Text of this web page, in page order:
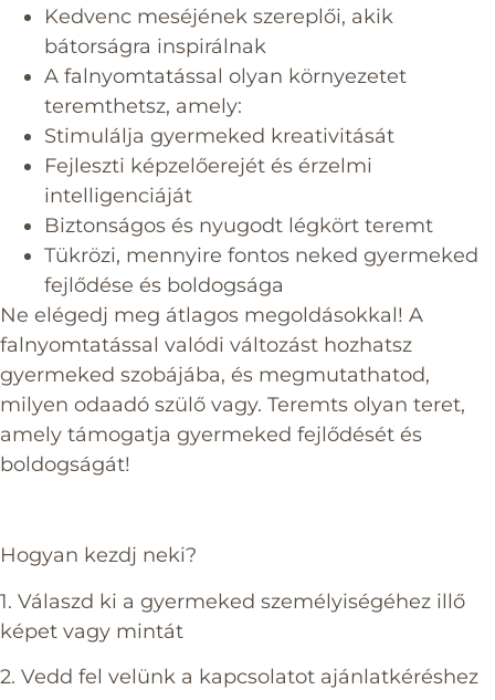
Kedvenc meséjének szereplői, akik
bátorságra inspirálnak
A falnyomtatással olyan környezetet
teremthetsz, amely:
Stimulálja gyermeked kreativitását
Fejleszti képzelőerejét és érzelmi
intelligenciáját
Biztonságos és nyugodt légkört teremt
Tükrözi, mennyire fontos neked gyermeked
fejlődése és boldogsága
Ne elégedj meg átlagos megoldásokkal! A
falnyomtatással valódi változást hozhatsz
gyermeked szobájába, és megmutathatod,
milyen odaadó szülő vagy. Teremts olyan teret,
amely támogatja gyermeked fejlődését és
boldogságát!
Hogyan kezdj neki?
1. Válaszd ki a gyermeked személyiségéhez illő
képet vagy mintát
2. Vedd fel velünk a kapcsolatot ajánlatkéréshez